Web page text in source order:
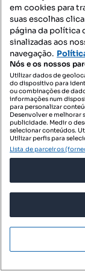
Apartamento
Chafé, Viana
Tipologia
Preço por
Andar
UNU FOX
em cookies para
suas escolhas
página da política
sinalizadas aos
navegação.
Nós e os nossos
Utilizar dados de
do dispositivo para
ou combinações de
informações num
para personalizar
Desenvolver e
publicidade. Medir o
selecionar conteúdos.
Utilizar perfis para
Lista de parceiros